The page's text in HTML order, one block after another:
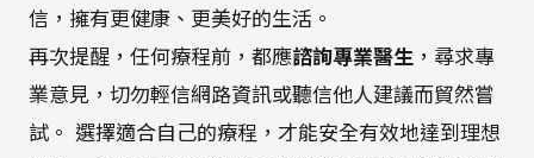
信，擁有更健康、更美好的生活。
再次提醒，任何療程前，都應諮詢專業醫生 ，尋求專
業意見，切勿輕信網路資訊或聽信他人建議而貿然嘗
試。 選擇適合自己的療程，才能安全有效地達到理想